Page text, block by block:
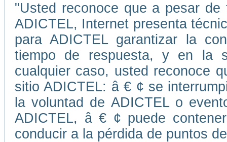
"Usted reconoce que a pesar
ADICTEL, Internet presenta
para ADICTEL garantizar la
tiempo de respuesta, y en la
cualquier caso, usted reconoce
sitio ADICTEL: â € ¢ se
la voluntad de ADICTEL o
ADICTEL, â € ¢ puede
conducir a la pérdida de puntos